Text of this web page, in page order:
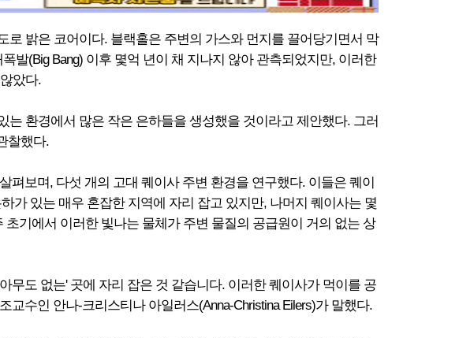
로 밝은 코어이다. 블랙홀은 주변의 가스와 먼지를 끌어당기면서 막
발(Big Bang) 이후 몇억 년이 채 지나지 않아 관측되었지만, 이러한
았다.
환경에서 많은 작은 은하들을 생성했을 것이라고 제안했다. 그러
찰했다.
펴보며, 다섯 개의 고대 퀘이사 주변 환경을 연구했다. 이들은 퀘이
가 있는 매우 혼잡한 지역에 자리 잡고 있지만, 나머지 퀘이사는 몇
기에서 이러한 빛나는 물체가 주변 물질의 공급원이 거의 없는 상
무도 없는' 곳에 자리 잡은 것 같습니다. 이러한 퀘이사가 먹이를 공
수인 안나-크리스티나 아일러스(Anna-Christina Eilers)가 말했다.